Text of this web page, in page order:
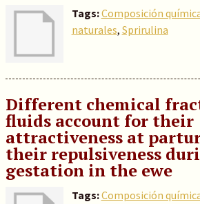
Tags:Composición
naturales, Sprirulina
Different chemical
fluids account for their
attractiveness at
their repulsiveness
gestation in the ewe
Tags:Composición